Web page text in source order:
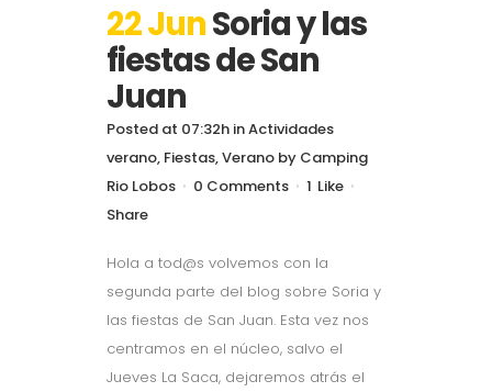
22 JunSoria y las
fiestas de San
Juan
Posted at 07:32h inActividades
verano, Fiestas,Verano by Camping
Rio Lobos
0 Comments 1 Like
Share
Hola a tod@s volvemos con la
segunda parte del blog sobre Soria y
las fiestas de San Juan. Esta vez nos
centramos en el núcleo, salvo el
Jueves La Saca, dejaremos atrás el